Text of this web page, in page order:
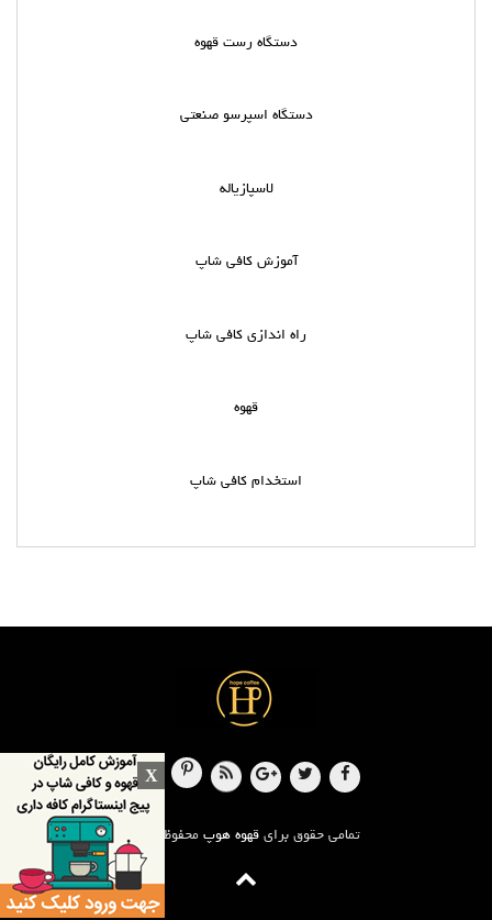
X
دستگاه رست قهوه
دستگاه اسپرسو صنعتی
لاسپازیاله
آموزش کافی شاپ
راه اندازی کافی شاپ
قهوه
استخدام کافی شاپ
تمامی حقوق برای قهوه هوپ محفوظ است